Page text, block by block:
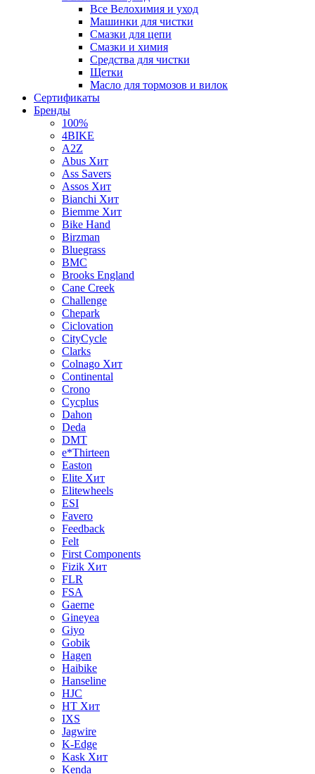
Все Велохимия и уход
Машинки для чистки
Смазки для цепи
Смазки и химия
Средства для чистки
Щетки
Масло для тормозов и вилок
Сертификаты
Бренды
100%
4BIKE
A2Z
Abus Хит
Ass Savers
Assos Хит
Bianchi Хит
Biemme Хит
Bike Hand
Birzman
Bluegrass
BMC
Brooks England
Cane Creek
Challenge
Chepark
Ciclovation
CityCycle
Clarks
Colnago Хит
Continental
Crono
Cycplus
Dahon
Deda
DMT
e*Thirteen
Easton
Elite Хит
Elitewheels
ESI
Favero
Feedback
Felt
First Components
Fizik Хит
FLR
FSA
Gaerne
Gineyea
Giyo
Gobik
Hagen
Haibike
Hanseline
HJC
HT Хит
IXS
Jagwire
K-Edge
Kask Хит
Kenda